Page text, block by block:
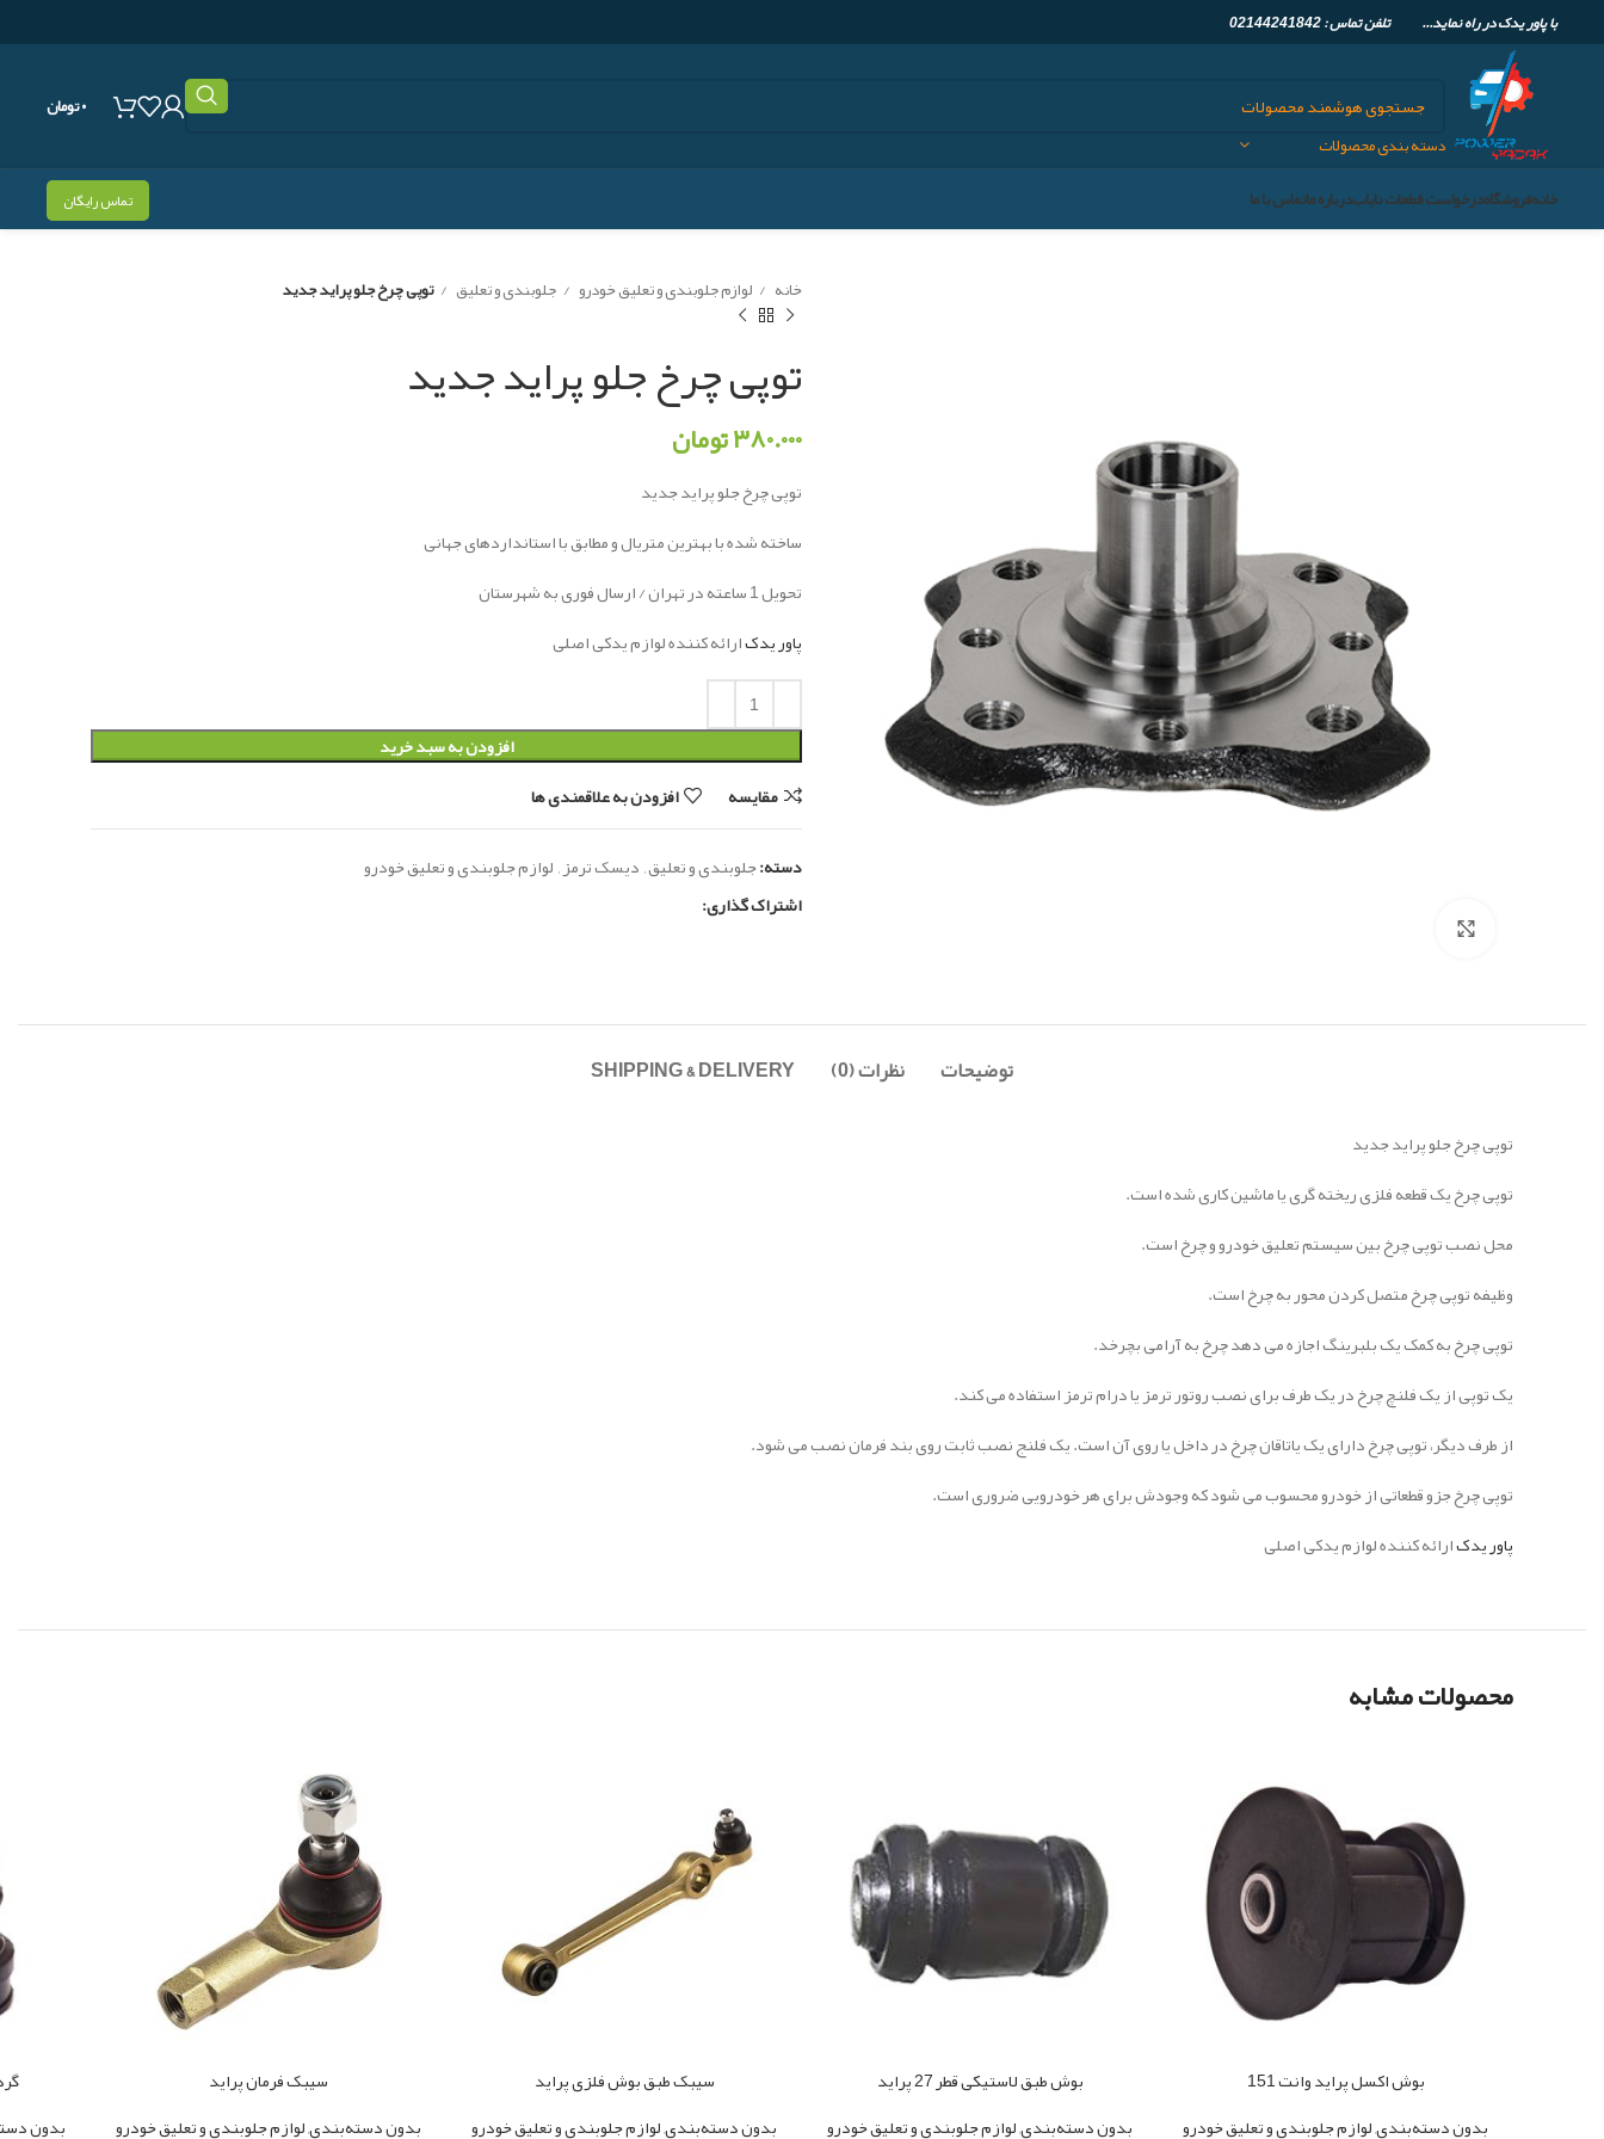
با پاور یدک در راه نماید... تلفن تماس :02144241842
دسته بندی محصولات
۰تومان
خانهفروشگاهدرخواست قطعات نایابدرباره ماتماس با ما تماس رایگان
خانه لوازم جلوبندی و تعلیق خودرو جلوبندی و تعلیق توپی چرخ جلو پراید جدید
توپی چرخ جلو پراید جدید
۳۸۰.۰۰۰تومان
توپی چرخ جلو پراید جدید
ساخته شده با بهترین متریال و مطابق با استانداردهای جهانی
تحویل 1 ساعته در تهران / ارسال فوری به شهرستان
پاور یدکارائه کننده لوازم یدکی اصلی
افزودن به سبد خرید
مقایسه
افزودن به علاقمندی ها
دسته:جلوبندی و تعلیق,دیسک ترمز,لوازم جلوبندی و تعلیق خودرو
اشتراک گذاری:
توضیحات نظرات (0) SHIPPING & DELIVERY
توپی چرخ جلو پراید جدید
توپی چرخ یک قطعه فلزی ریخته گری یا ماشین کاری شده است.
محل نصب توپی چرخ بین سیستم تعلیق خودرو و چرخ است.
وظیفه توپی چرخ متصل کردن محور به چرخ است.
توپی چرخ به کمک یک بلبرینگ اجازه می دهد چرخ به آرامی بچرخد.
یک توپی از یک فلنچ چرخ در یک طرف برای نصب روتور ترمز یا درام ترمز استفاده می کند.
از طرف دیگر، توپی چرخ دارای یک یاتاقان چرخ در داخل یا روی آن است. یک فلنج نصب ثابت روی بند فرمان نصب می شود.
توپی چرخ جزو قطعاتی از خودرو محسوب می شود که وجودش برای هر خودرویی ضروری است.
پاور یدکارائه کننده لوازم یدکی اصلی
محصولات مشابه
بوش اکسل پراید وانت 151
بدون دسته‌بندی,لوازم جلوبندی و تعلیق خودرو
بوش طبق لاستیکی قطر 27 پراید
بدون دسته‌بندی,لوازم جلوبندی و تعلیق خودرو
سیبک طبق بوش فلزی پراید
بدون دسته‌بندی,لوازم جلوبندی و تعلیق خودرو
سیبک فرمان پراید
بدون دسته‌بندی,لوازم جلوبندی و تعلیق خودرو
بدون